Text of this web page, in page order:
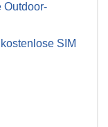
Outdoor-
SIM